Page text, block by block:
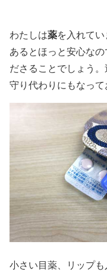
わたしは薬を入れて
あるとほっと安心な
ださることでしょう
守り代わりにもなっ
小さい目薬、リップ